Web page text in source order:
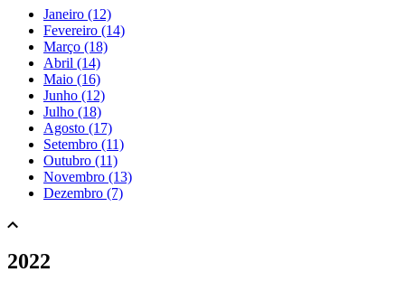
Janeiro (12)
Fevereiro (14)
Março (18)
Abril (14)
Maio (16)
Junho (12)
Julho (18)
Agosto (17)
Setembro (11)
Outubro (11)
Novembro (13)
Dezembro (7)
2022